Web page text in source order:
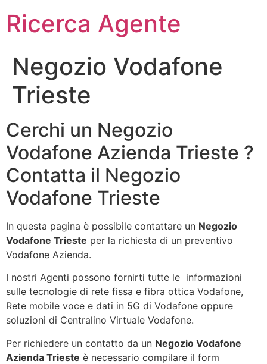
Ricerca Agente
Negozio Vodafone
Trieste
Cerchi un Negozio
Vodafone Azienda Trieste ?
Contatta il Negozio
Vodafone Trieste
In questa pagina è possibile contattare un Negozio
Vodafone Trieste per la richiesta di un preventivo
Vodafone Azienda.
I nostri Agenti possono fornirti tutte le informazioni
sulle tecnologie di rete fissa e fibra ottica Vodafone,
Rete mobile voce e dati in 5G di Vodafone oppure
soluzioni di Centralino Virtuale Vodafone.
Per richiedere un contatto da un Negozio Vodafone
Azienda Trieste è necessario compilare il form